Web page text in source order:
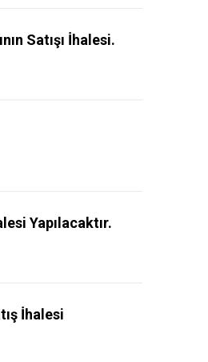
Satışı İhalesi.
Yapılacaktır.
İhalesi